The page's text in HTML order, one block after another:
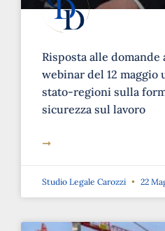
Risposta alle domande
webinar del 12 maggio
stato-regioni sulla
sicurezza sul lavoro
➞
Studio Legale Carozzi 22